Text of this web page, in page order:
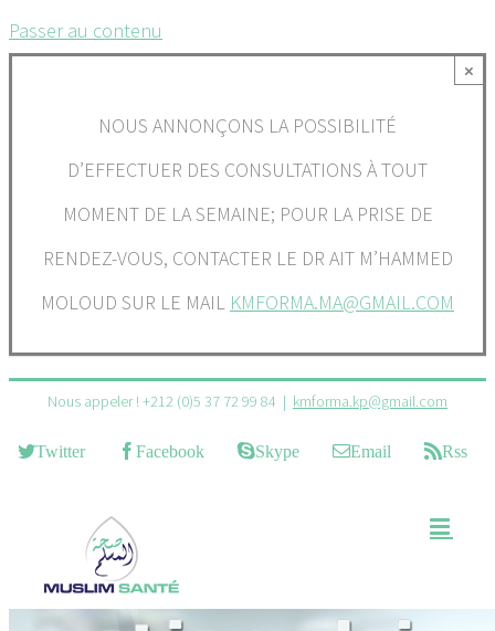
Passer au contenu
×
NOUS ANNONÇONS LA POSSIBILITÉ
D’EFFECTUER DES CONSULTATIONS À TOUT
MOMENT DE LA SEMAINE; POUR LA PRISE DE
RENDEZ-VOUS, CONTACTER LE DR AIT M’HAMMED
MOLOUD SUR LE MAIL KMFORMA.MA@GMAIL.COM
Nous appeler ! +212 (0)5 37 72 99 84 | kmforma.kp@gmail.com
Twitter Facebook Skype Email Rss